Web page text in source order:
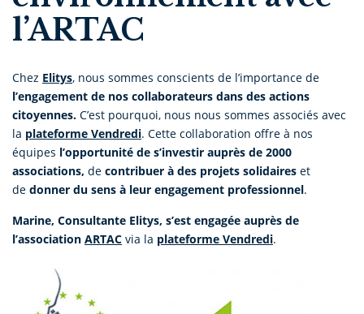
l’ARTAC
Chez Elitys, nous sommes conscients de l’importance de
l’engagement de nos collaborateurs dans des actions
citoyennes. C’est pourquoi, nous nous sommes associés avec
la plateforme Vendredi. Cette collaboration offre à nos
équipes l’opportunité de s’investir auprès de 2000
associations, de contribuer à des projets solidaires et
de donner du sens à leur engagement professionnel.
Marine, Consultante Elitys, s’est engagée auprès de
l’association ARTAC via la plateforme Vendredi.